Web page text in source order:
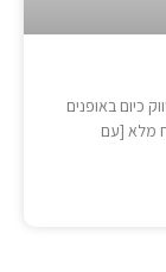
כיום באופנים
מלא [עם